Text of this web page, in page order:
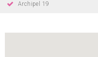
Archipel 19